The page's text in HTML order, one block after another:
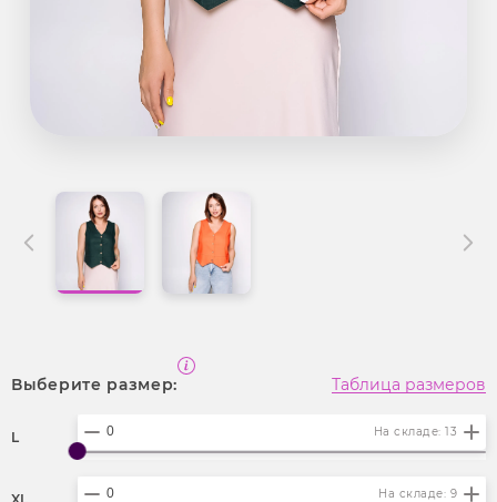
Выберите размер: Таблица размеров
L На складе: 13
На складе: 9